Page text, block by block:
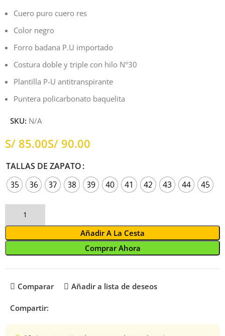
Cuero puro cuero res
Color negro
Forro badana P.U importado
Costura doble y triple con hilo N°30
Plantilla P-U antitranspirante
Puntera policarbonato baquelita
SKU: N/A
S/ S/
TALLAS DE ZAPATO
35
36 37 38 39 40 41 42 43 44 45
Añadir A La Cesta
Comprar Ahora
Comparar Añadir a lista de deseos
Compartir: